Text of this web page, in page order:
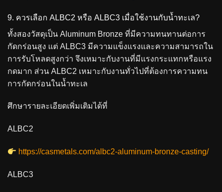
9. ควรเลือก ALBC2 หรือ ALBC3 เมื่อใช้งานกับน้ำทะเล?
ทั้งสองวัสดุเป็น Aluminum Bronze ที่มีความทนทานต่อการ
กัดกร่อนสูง แต่ ALBC3 มีความแข็งแรงและความสามารถใน
การรับโหลดสูงกว่า จึงเหมาะกับงานที่มีแรงกระแทกหรือแรง
กดมาก ส่วน ALBC2 เหมาะกับงานทั่วไปที่ต้องการความทน
การกัดกร่อนในน้ำทะเล
ศึกษารายละเอียดเพิ่มเติมได้ที่
ALBC2
https://casmetals.com/albc2-aluminum-bronze-casting/
ALBC3